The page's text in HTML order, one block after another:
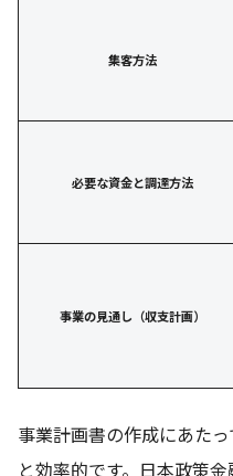
集客方法
必要な資金と調達方法
事業の見通し（収支計画）
事業計画書の作成にあた
と効率的です。日本政策